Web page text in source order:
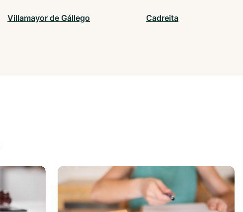
Villamayor de Gállego Cadreita